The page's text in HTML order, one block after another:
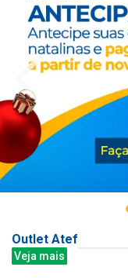
Outlet Atef
Veja mais